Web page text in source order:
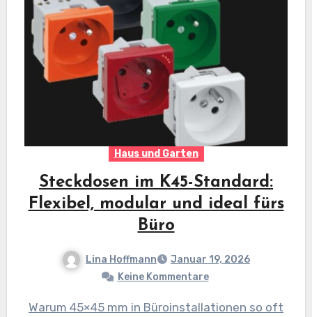
Haus und Garten
Steckdosen im K45-Standard:
Flexibel, modular und ideal fürs
Büro
Lina Hoffmann
Januar 19, 2026
Keine Kommentare
Warum 45×45 mm in Büroinstallationen so oft